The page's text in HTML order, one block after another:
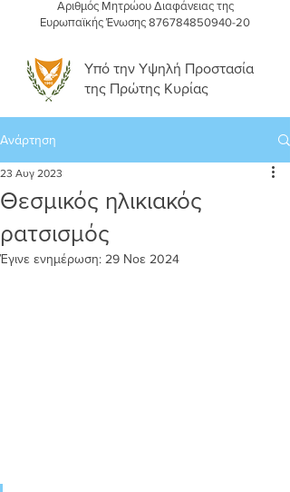
Αριθμός Μητρώου Διαφάνειας της
Ευρωπαϊκής Ένωσης 876784850940-20
Υπό την Υψηλή Προστασία
της Πρώτης Κυρίας
Ανάρτηση
Θεσμικός ηλικιακός
ρατσισμός
23 Αυγ 2023
Έγινε ενημέρωση: 29 Νοε 2024